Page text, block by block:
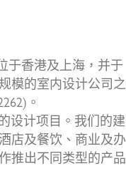
于香港及上海，并于
模的室内设计公司之
。
设计项目。我们的建
店及餐饮、商业及办
推出不同类型的产品